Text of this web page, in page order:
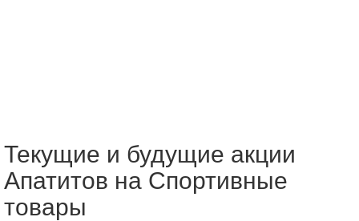
Текущие и будущие акции
Апатитов на Спортивные
товары